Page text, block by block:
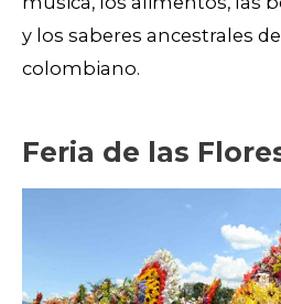
y los saberes ancestrales
colombiano.
Feria de las